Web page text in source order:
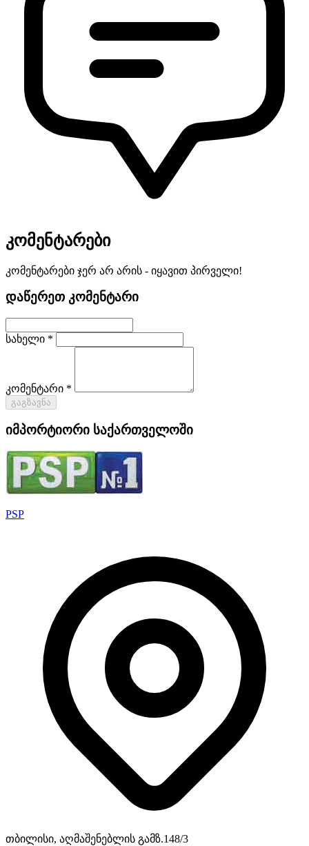
კომენტარები
კომენტარები ჯერ არ არის - იყავით პირველი!
დაწერეთ კომენტარი
სახელი *
კომენტარი *
გაგზავნა
იმპორტიორი საქართველოში
PSP
თბილისი, აღმაშენებლის გამზ.148/3